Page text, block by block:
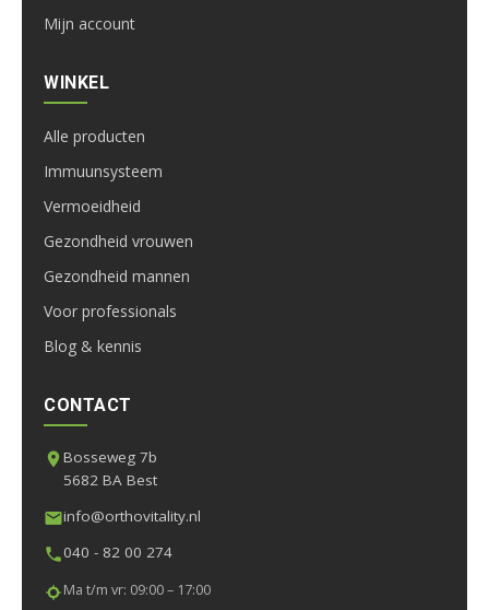
Mijn account
WINKEL
Alle producten
Immuunsysteem
Vermoeidheid
Gezondheid vrouwen
Gezondheid mannen
Voor professionals
Blog & kennis
CONTACT
Bosseweg 7b
5682 BA Best
info@orthovitality.nl
040 - 82 00 274
Ma t/m vr: 09:00 – 17:00